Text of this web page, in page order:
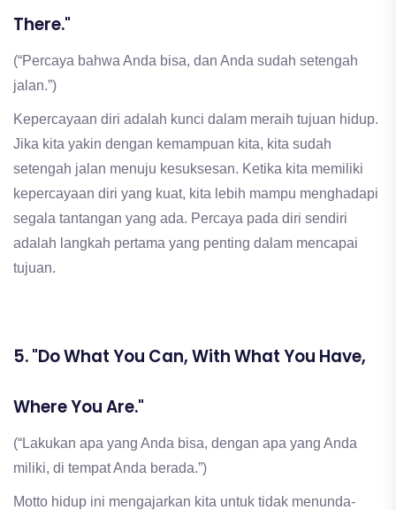
There."
(“Percaya bahwa Anda bisa, dan Anda sudah setengah
jalan.”)
Kepercayaan diri adalah kunci dalam meraih tujuan hidup.
Jika kita yakin dengan kemampuan kita, kita sudah
setengah jalan menuju kesuksesan. Ketika kita memiliki
kepercayaan diri yang kuat, kita lebih mampu menghadapi
segala tantangan yang ada. Percaya pada diri sendiri
adalah langkah pertama yang penting dalam mencapai
tujuan.
5. "Do What You Can, With What You Have,
Where You Are."
(“Lakukan apa yang Anda bisa, dengan apa yang Anda
miliki, di tempat Anda berada.”)
Motto hidup ini mengajarkan kita untuk tidak menunda-